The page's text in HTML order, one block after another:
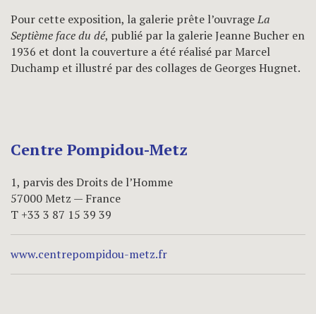
Pour cette exposition, la galerie prête l’ouvrageLa
Septième face du dé, publié par la galerie Jeanne Bucher en
1936 et dont la couverture a été réalisé par Marcel
Duchamp et illustré par des collages de Georges Hugnet.
Centre Pompidou-Metz
1, parvis des Droits de l’Homme
57000 Metz — France
T +33 3 87 15 39 39
www.centrepompidou-metz.fr